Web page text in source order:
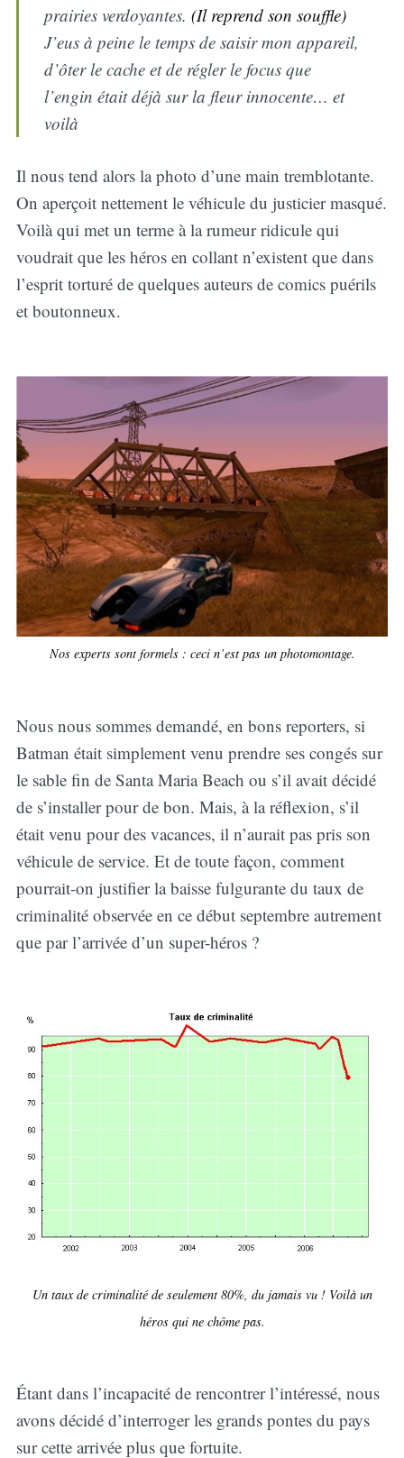
prairies verdoyantes.(Il reprend son souffle)
J’eus à peine le temps de saisir mon appareil,
d’ôter le cache et de régler le focus que
l’engin était déjà sur la fleur innocente… et
voilà
Il nous tend alors la photo d’une main tremblotante.
On aperçoit nettement le véhicule du justicier masqué.
Voilà qui met un terme à la rumeur ridicule qui
voudrait que les héros en collant n’existent que dans
l’esprit torturé de quelques auteurs de comics puérils
et boutonneux.
Nos experts sont formels : ceci n’est pas un photomontage.
Nous nous sommes demandé, en bons reporters, si
Batman était simplement venu prendre ses congés sur
le sable fin de Santa Maria Beach ou s’il avait décidé
de s’installer pour de bon. Mais, à la réflexion, s’il
était venu pour des vacances, il n’aurait pas pris son
véhicule de service. Et de toute façon, comment
pourrait-on justifier la baisse fulgurante du taux de
criminalité observée en ce début septembre autrement
que par l’arrivée d’un super-héros ?
Un taux de criminalité de seulement 80%, du jamais vu ! Voilà un
héros qui ne chôme pas.
Étant dans l’incapacité de rencontrer l’intéressé, nous
avons décidé d’interroger les grands pontes du pays
sur cette arrivée plus que fortuite.